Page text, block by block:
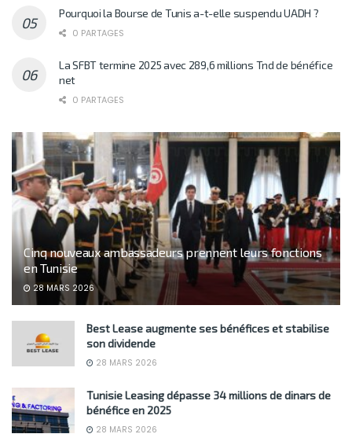
Pourquoi la Bourse de Tunis a-t-elle suspendu UADH ?
0 PARTAGES
La SFBT termine 2025 avec 289,6 millions Tnd de bénéfice
net
0 PARTAGES
Cinq nouveaux ambassadeurs prennent leurs fonctions
en Tunisie
28 MARS 2026
Best Lease augmente ses bénéfices et stabilise
son dividende
28 MARS 2026
Tunisie Leasing dépasse 34 millions de dinars de
bénéfice en 2025
28 MARS 2026